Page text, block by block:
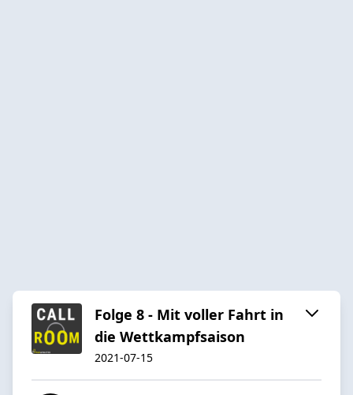
Folge 8 - Mit voller Fahrt in
die Wettkampfsaison
2021-07-15